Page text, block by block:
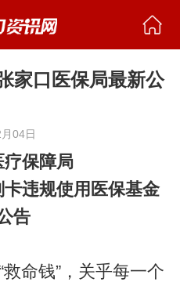
家口医保局最新公
04日
保障局
违规使用医保基金
告
命钱”，关乎每一个